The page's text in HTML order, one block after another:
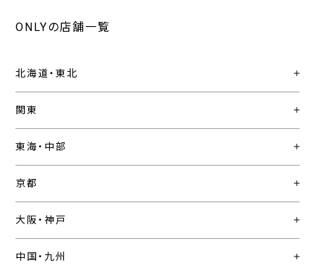
ONLYの店舗一覧
北海道・東北
関東
東海・中部
京都
大阪・神戸
中国・九州